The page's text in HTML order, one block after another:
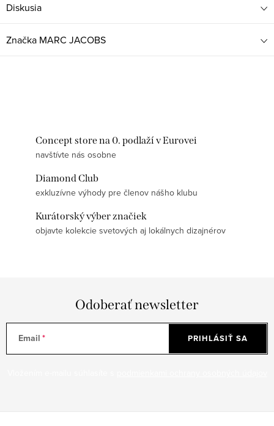
Diskusia
Značka MARC JACOBS
Concept store na 0. podlaží v Eurovei
navštívte nás osobne
Diamond Club
exkluzívne výhody pre členov nášho klubu
Kurátorský výber značiek
objavte kolekcie svetových aj lokálnych dizajnérov
Odoberať newsletter
Email PRIHLÁSIŤ SA